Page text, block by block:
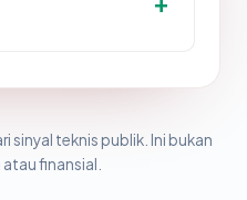
sinyal teknis publik. Ini bukan
finansial.